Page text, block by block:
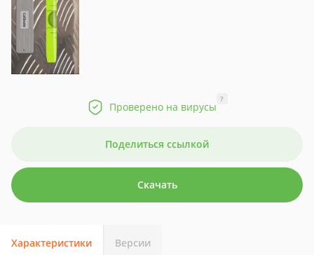
Проверено на вирусы
?
Поделиться ссылкой
Скачать
Характеристики Версии